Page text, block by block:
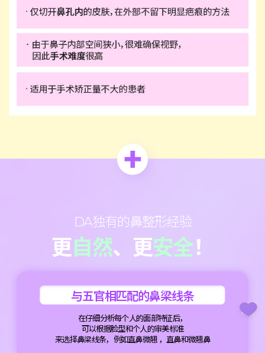
DA独有的鼻整形经验
更自然、更安全！
与五官相匹配的鼻梁线条
在仔细分析每个人的面部特征后，
可以根据脸型和个人的审美标准
来选择鼻梁线条，例如直鼻微翘 ，直鼻和微翘鼻